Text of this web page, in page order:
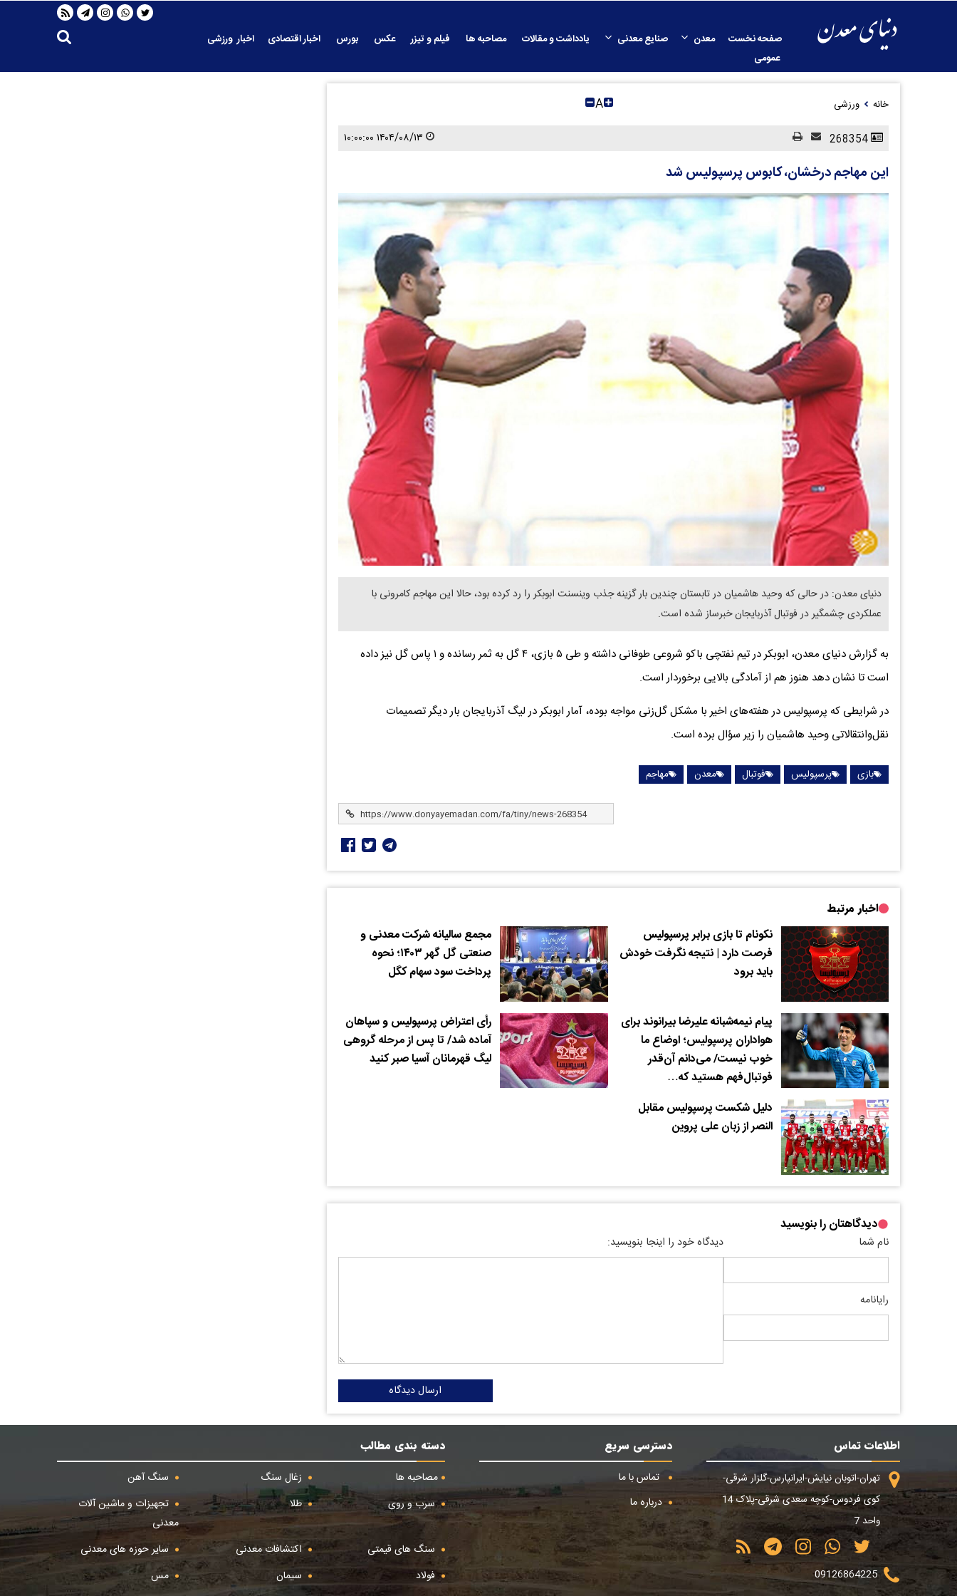
صفحه نخست معدن صنایع معدنی یادداشت و مقالات مصاحبه ها فیلم و تیزر عکس بورس اخبار اقتصادی
اخبار ورزشی
عمومی
خانه ورزشی A
۱۴۰۴/۰۸/۱۳ ۱۰:۰۰:۰۰
این مهاجم درخشان، کابوس پرسپولیس شد
دنیای معدن: در حالی که وحید هاشمیان در تابستان چندین بار گزینه جذب وینسنت ابوبکر را رد کرده بود، حالا این مهاجم کامرونی با
عملکردی چشمگیر در فوتبال آذربایجان خبرساز شده است.
به گزارش دنیای معدن، ابوبکر در تیم نفتچی باکو شروعی طوفانی داشته و طی ۵ بازی، ۴ گل به ثمر رسانده و ۱ پاس گل نیز داده
است تا نشان دهد هنوز هم از آمادگی بالایی برخوردار است.
در شرایطی که پرسپولیس در هفته‌های اخیر با مشکل گل‌زنی مواجه بوده، آمار ابوبکر در لیگ آذربایجان بار دیگر تصمیمات
نقل‌وانتقالاتی وحید هاشمیان را زیر سؤال برده است.
بازی پرسپولیس فوتبال معدن مهاجم
اخبار مرتبط
نکونام تا بازی برابر پرسپولیس
فرصت دارد | نتیجه نگرفت خودش
باید برود
مجمع سالیانه شرکت معدنی و
صنعتی گل گهر ۱۴۰۳؛ نحوه
پرداخت سود سهام کگل
پیام نیمه‌شبانه علیرضا بیرانوند برای
هواداران پرسپولیس؛ اوضاع ما
خوب نیست/ می‌دانم آن‌قدر
فوتبال‌فهم هستید که…
رأی اعتراض پرسپولیس و سپاهان
آماده شد/ تا پس از مرحله گروهی
لیگ قهرمانان آسیا صبر کنید
دلیل شکست پرسپولیس مقابل
النصر از زبان علی پروین
دیدگاهتان را بنویسید
نام شما
رایانامه
دیدگاه خود را اینجا بنویسید:
ارسال دیدگاه
اطلاعات تماس
تهران-اتوبان نیایش-ایرانپارس-گلزار شرقی-
کوی فردوس-کوچه سعدی شرقی-پلاک 14
واحد 7
09126864225
دسترسی سریع
تماس با ما
درباره ما
دسته بندی مطالب
مصاحبه ها
زغال سنگ
سنگ آهن
سرب و روی
طلا
تجهیزات و ماشین آلات
معدنی
سنگ های قیمتی
اکتشافات معدنی
سایر حوزه های معدنی
فولاد
سیمان
مس